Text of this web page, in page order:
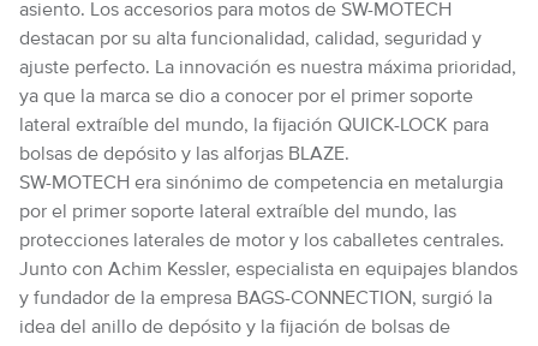
asiento. Los accesorios para motos de SW-MOTECH
destacan por su alta funcionalidad, calidad, seguridad y
ajuste perfecto. La innovación es nuestra máxima prioridad,
ya que la marca se dio a conocer por el primer soporte
lateral extraíble del mundo, la fijación QUICK-LOCK para
bolsas de depósito y las alforjas BLAZE.
SW-MOTECH era sinónimo de competencia en metalurgia
por el primer soporte lateral extraíble del mundo, las
protecciones laterales de motor y los caballetes centrales.
Junto con Achim Kessler, especialista en equipajes blandos
y fundador de la empresa BAGS-CONNECTION, surgió la
idea del anillo de depósito y la fijación de bolsas de